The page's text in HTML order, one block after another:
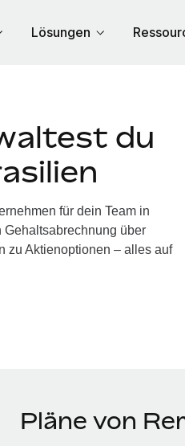
Lösungen
du
für dein Team in
Gehaltsabrechnung über
zu Aktienoptionen – alles auf
Pläne von